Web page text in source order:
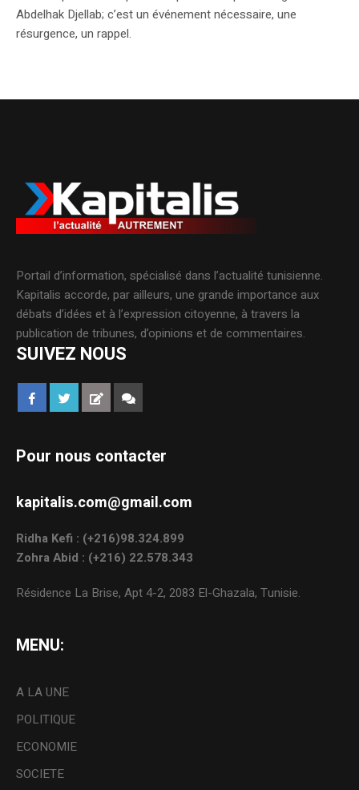
Abdelhak Djellab; c’est un événement nécessaire, une
résurgence, un rappel.
Portail d’information, spécialisé dans l’actualité tunisienne.
Kapitalis accorde, par ailleurs, une grande importance aux
débats d’idées et à l’expression citoyenne, à travers la
publication de tribunes, d’opinions et de commentaires.
SUIVEZ NOUS
Pour nous contacter
kapitalis.com@gmail.com
Ridha Kefi : (+216)98.324.899
Zohra Abid : (+216) 22.578.343
Résidence La Brise, Apt 4-2, 2083 El-Ghazala, Tunisie.
MENU:
A LA UNE
POLITIQUE
ECONOMIE
SOCIETE